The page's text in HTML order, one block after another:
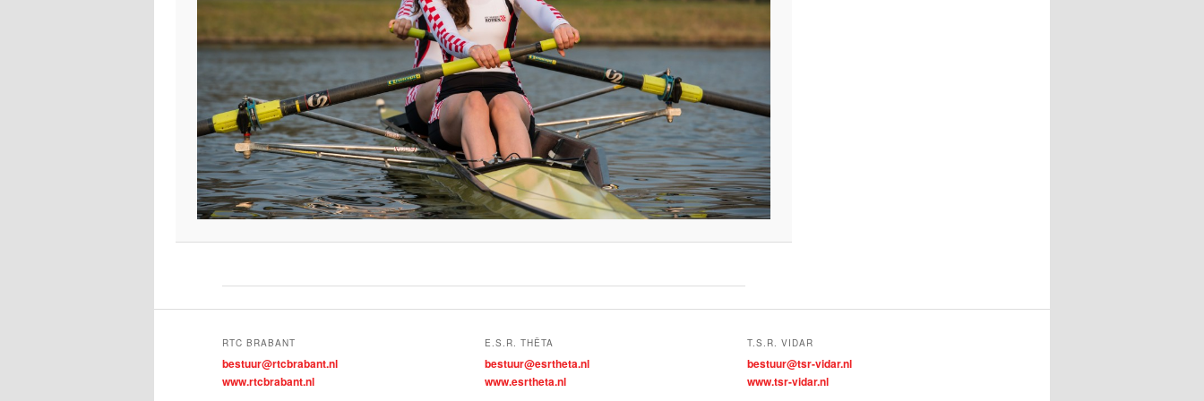
RTC BRABANT
bestuur@rtcbrabant.nl
www.rtcbrabant.nl
E.S.R. THÊTA
bestuur@esrtheta.nl
www.esrtheta.nl
T.S.R. VIDAR
bestuur@tsr-vidar.nl
www.tsr-vidar.nl